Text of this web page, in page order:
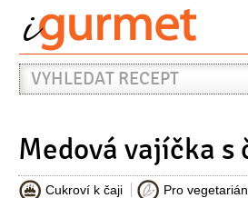
Vyhledat
recept
Medová vajíčka s
Cukroví k čaji Pro